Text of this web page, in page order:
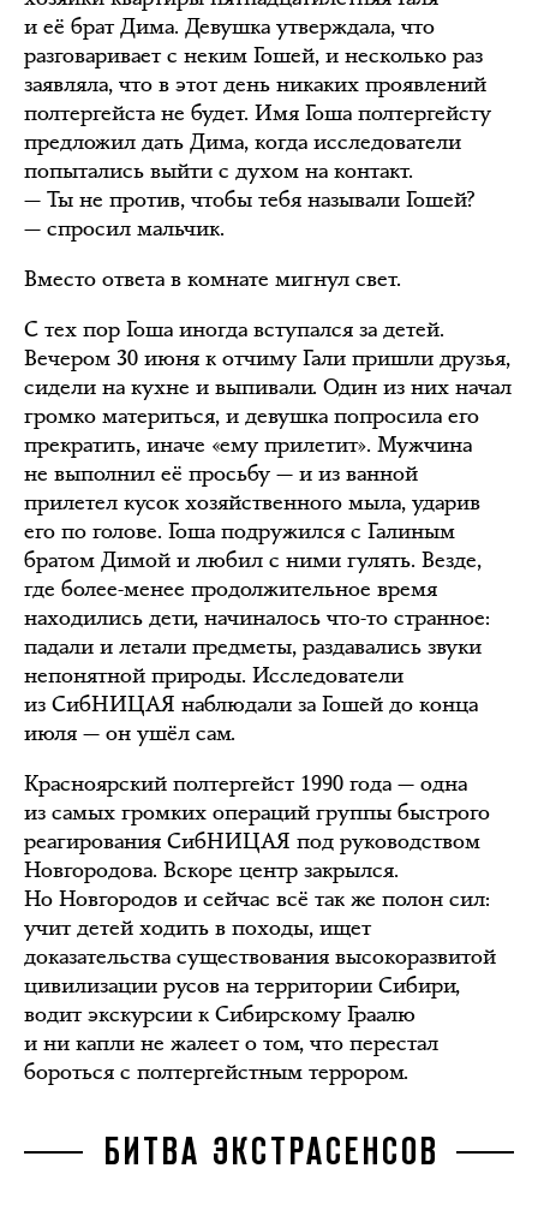
и её брат Дима. Девушка утверждала, что
разговаривает с неким Гошей, и несколько раз
заявляла, что в этот день никаких проявлений
полтергейста не будет. Имя Гоша полтергейсту
предложил дать Дима, когда исследователи
попытались выйти с духом на контакт.
— Ты не против, чтобы тебя называли Гошей?
— спросил мальчик.
Вместо ответа в комнате мигнул свет.
С тех пор Гоша иногда вступался за детей.
Вечером 30 июня к отчиму Гали пришли друзья,
сидели на кухне и выпивали. Один из них начал
громко материться, и девушка попросила его
прекратить, иначе «ему прилетит». Мужчина
не выполнил её просьбу — и из ванной
прилетел кусок хозяйственного мыла, ударив
его по голове. Гоша подружился с Галиным
братом Димой и любил с ними гулять. Везде,
где более-менее продолжительное время
находились дети, начиналось что-то странное:
падали и летали предметы, раздавались звуки
непонятной природы. Исследователи
из СибНИЦАЯ наблюдали за Гошей до конца
июля — он ушёл сам.
Красноярский полтергейст 1990 года — одна
из самых громких операций группы быстрого
реагирования СибНИЦАЯ под руководством
Новгородова. Вскоре центр закрылся.
Но Новгородов и сейчас всё так же полон сил:
учит детей ходить в походы, ищет
доказательства существования высокоразвитой
цивилизации русов на территории Сибири,
водит экскурсии к Сибирскому Граалю
и ни капли не жалеет о том, что перестал
бороться с полтергейстным террором.
БИТВА ЭКСТРАСЕНСОВ